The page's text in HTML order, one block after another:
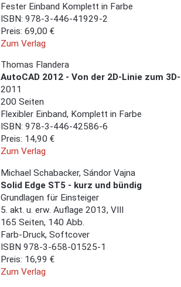
Fester Einband Komplett in Farbe
ISBN: 978-3-446-41929-2
Preis: 69,00 €
Zum Verlag
Thomas Flandera
AutoCAD 2012 - Von der 2D-Linie zum
2011
200 Seiten
Flexibler Einband, Komplett in Farbe
ISBN: 978-3-446-42586-6
Preis: 14,90 €
Zum Verlag
Michael Schabacker, Sándor Vajna
Solid Edge ST5 - kurz und bündig
Grundlagen für Einsteiger
5. akt. u. erw. Auflage 2013, VIII
165 Seiten, 140 Abb.
Farb-Druck, Softcover
ISBN 978-3-658-01525-1
Preis: 16,99 €
Zum Verlag